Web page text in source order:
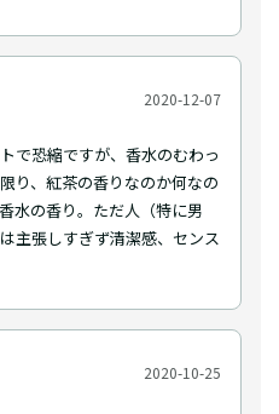
2020-12-07
で恐縮ですが、香水のむわっ
り、紅茶の香りなのか何なの
水の香り。ただ人（特に男
主張しすぎず清潔感、センス
2020-10-25